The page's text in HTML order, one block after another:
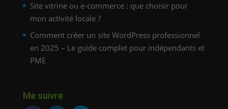
Site vitrine ou e-commerce : que choisir pour
mon activité locale ?
Comment créer un site WordPress professionnel
en 2025 – Le guide complet pour indépendants et
PME
Me suivre